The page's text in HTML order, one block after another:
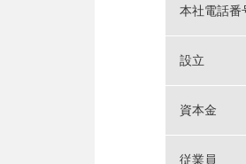
本社電話番
設立
資本金
従業員